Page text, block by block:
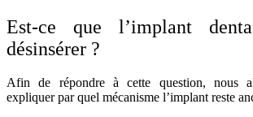
Est-ce que l’implant
désinsérer ?
Afin de répondre à cette question, nous
expliquer par quel mécanisme l’implant reste